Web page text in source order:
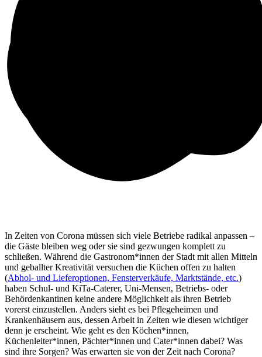
In Zeiten von Corona müssen sich viele Betriebe radikal anpassen –
die Gäste bleiben weg oder sie sind gezwungen komplett zu
schließen. Während die Gastronom*innen der Stadt mit allen Mitteln
und geballter Kreativität versuchen die Küchen offen zu halten
(Abhol- und Lieferoptionen, Fensterverkäufe, Marktstände, etc.)
haben Schul- und KiTa-Caterer, Uni-Mensen, Betriebs- oder
Behördenkantinen keine andere Möglichkeit als ihren Betrieb
vorerst einzustellen. Anders sieht es bei Pflegeheimen und
Krankenhäusern aus, dessen Arbeit in Zeiten wie diesen wichtiger
denn je erscheint. Wie geht es den Köchen*innen,
Küchenleiter*innen, Pächter*innen und Cater*innen dabei? Was
sind ihre Sorgen? Was erwarten sie von der Zeit nach Corona?